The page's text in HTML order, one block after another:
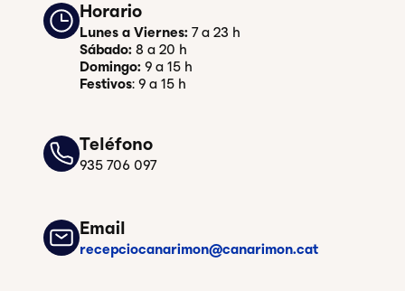
Horario
Lunes a Viernes: 7 a 23 h
Sábado: 8 a 20 h
Domingo: 9 a 15 h
Festivos: 9 a 15 h
Teléfono
935 706 097
Email
recepciocanarimon@canarimon.cat